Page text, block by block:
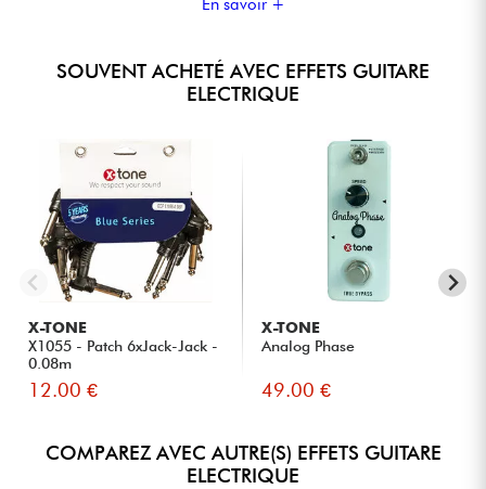
En savoir +
SOUVENT ACHETÉ AVEC EFFETS GUITARE
ELECTRIQUE
X-TONE
X1055 - Patch 6xJack-Jack -
0.08m
12.00 €
X-TONE
Analog Phase
49.00 €
COMPAREZ AVEC AUTRE(S) EFFETS GUITARE
ELECTRIQUE